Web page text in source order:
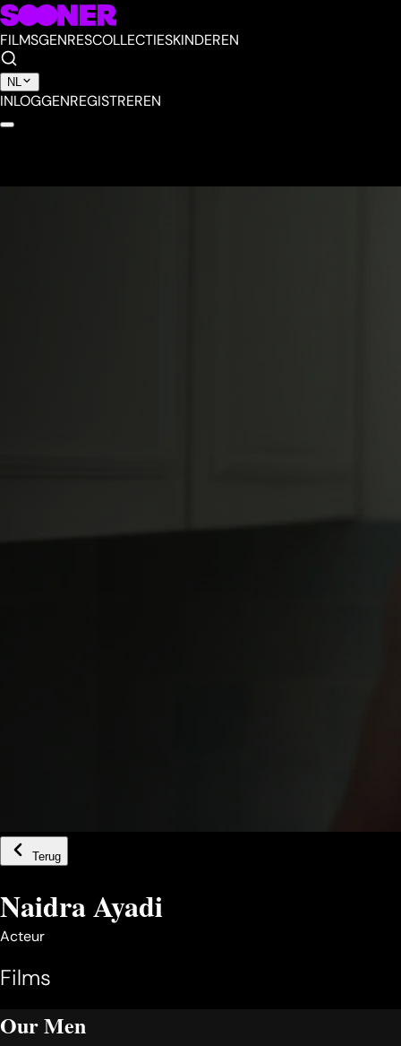
FILMSGENRESCOLLECTIESKINDEREN
NL
INLOGGENREGISTREREN
Terug
Naidra Ayadi
Acteur
Films
Our Men